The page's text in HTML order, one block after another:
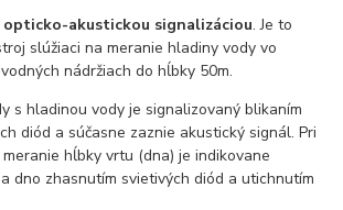
opticko-akustickou signalizáciou. Je to
slúžiaci na meranie hladiny vody vo
nádržiach do hĺbky 50m.
s hladinou vody je signalizovaný blikaním
diód a súčasne zaznie akustický signál. Pri
hĺbky vrtu (dna) je indikovane
dno zhasnutím svietivých diód a utichnutím